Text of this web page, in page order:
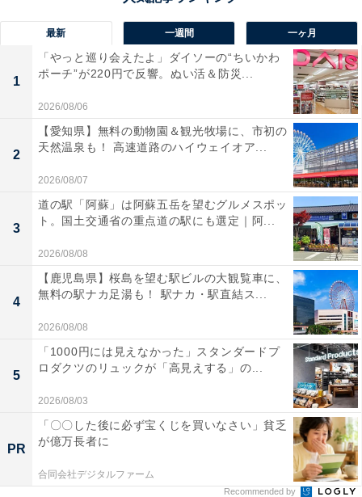
最新 一週間 一ヶ月
1
「やっと巡り会えたよ」ダイソーの“ちいかわ
ポーチ”が220円で反響。ぬい活＆防災...
2026/08/06
2
【愛知県】無料の動物園＆観光牧場に、市初の
天然温泉も！ 高速道路のハイウェイオア...
2026/08/07
3
道の駅「阿蘇」は阿蘇五岳を望むグルメスポッ
ト。国土交通省の重点道の駅にも選定｜阿...
2026/08/08
4
【鹿児島県】桜島を望む駅ビルの大観覧車に、
無料の駅ナカ足湯も！ 駅ナカ・駅直結ス...
2026/08/08
5
「1000円には見えなかった」スタンダードプ
ロダクツのリュックが「高見えする」の...
2026/08/03
PR
「〇〇した後に必ず宝くじを買いなさい」貧乏
が億万長者に
合同会社デジタルファーム
Recommended by